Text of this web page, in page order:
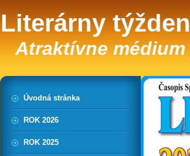
Literárny
Atraktívne
Úvodná stránka
ROK 2026
ROK 2025